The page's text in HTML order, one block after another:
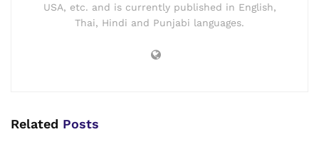
USA, etc. and is currently published in English,
Thai, Hindi and Punjabi languages.
Related Posts